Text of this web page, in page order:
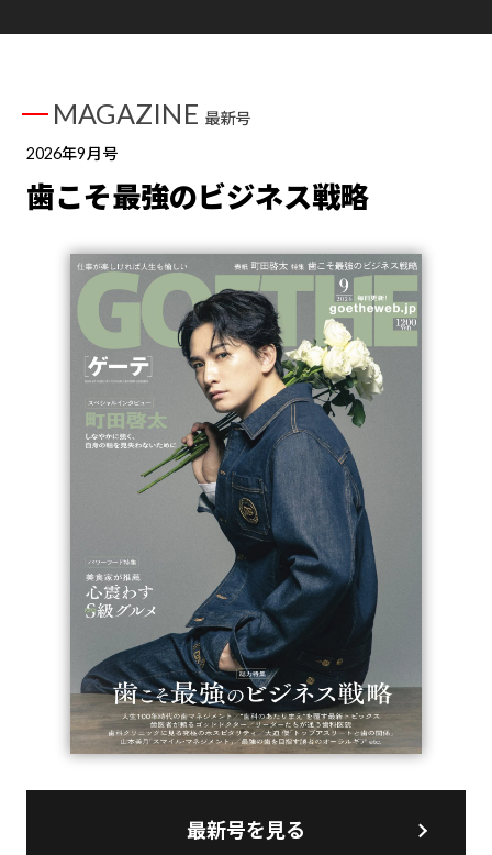
MAGAZINE 最新号
2026年9月号
歯こそ最強のビジネス戦略
最新号を見る